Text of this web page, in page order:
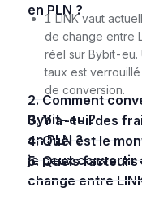
en PLN ?
1 LINK vaut
de change entre
réel sur Bybit-eu.
taux est
de conversion.
2. Comment convertir des LINK enPLN sur
Bybit-eu ?
3. Y a-t-il des frais pour convertir des LINK
en PLN ?
4. Quel est le montant minimum de LINK que
je peux convertir
5. Quels facteurs influencent le taux de
change entre